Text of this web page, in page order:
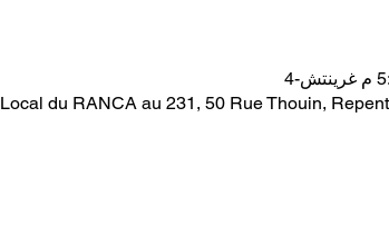
Local du RANCA au 231, 50 Rue Thouin,